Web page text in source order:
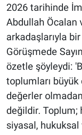
2026 tarihinde
Abdullah Öcalan
arkadaşlarıyla
Görüşmede
özetle şöyleydi:
toplumları
değerler
değildir. Toplum;
siyasal,